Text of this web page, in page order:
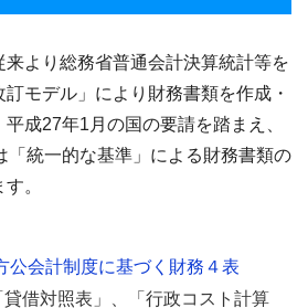
より総務省普通会計決算統計等を
モデル」により財務書類を作成・
成27年1月の国の要請を踏まえ、
「統一的な基準」による財務書類の
。
公会計制度に基づく財務４表
借対照表」、「行政コスト計算